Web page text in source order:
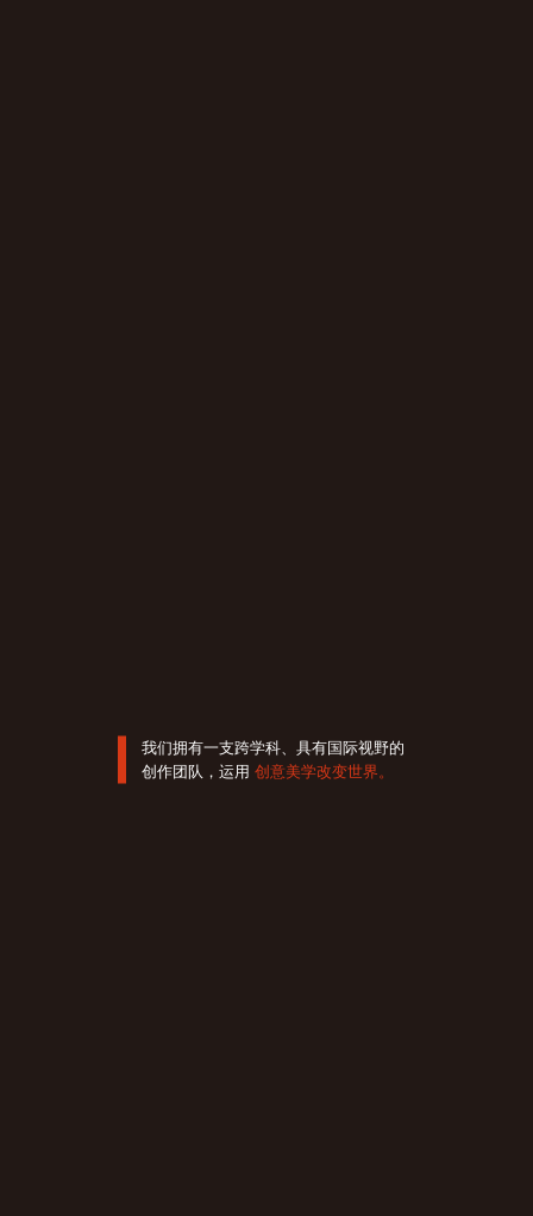
我们拥有一支跨学科、具有国际视野的
创作团队，运用 创意美学改变世界。